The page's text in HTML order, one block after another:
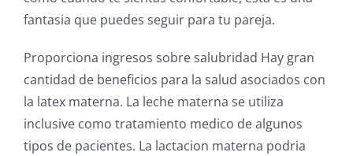
fantasia que puedes seguir para tu pareja.
Proporciona ingresos sobre salubridad Hay gran
cantidad de beneficios para la salud asociados con
la latex materna. La leche materna se utiliza
inclusive como tratamiento medico de algunos
tipos de pacientes. La lactacion materna podria